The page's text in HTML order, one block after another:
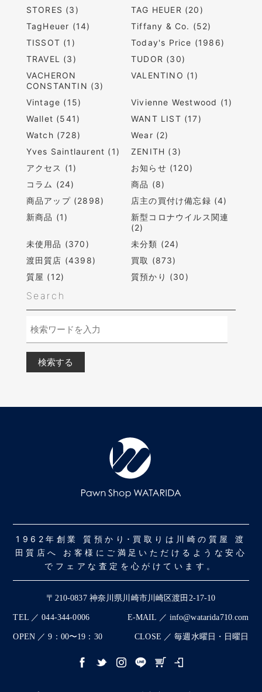
STORES (3)
TAG HEUER (20)
TagHeuer (14)
Tiffany & Co. (52)
TISSOT (1)
Today's Price (1986)
TRAVEL (3)
TUDOR (30)
VACHERON
CONSTANTIN (3)
VALENTINO (1)
Vintage (15)
Vivienne Westwood (1)
Wallet (541)
WANT LIST (17)
Watch (728)
Wear (2)
Yves Saintlaurent (1)
ZENITH (3)
アクセス (1)
お知らせ (120)
コラム (24)
商品 (8)
商品アップ (2898)
店主の買付け備忘録 (4)
新商品 (1)
新型コロナウイルス関連
(2)
未使用品 (370)
未分類 (24)
渡田質店 (4398)
買取 (873)
質屋 (12)
質預かり (30)
Search
1962年創業 質預かり･買取りは川崎の質屋 渡
田質店へ お客様にご満足いただけるような安心
でフェアな査定を心がけています。
〒210-0837 神奈川県川崎市川崎区渡田2-17-10
TEL ／ 044-344-0006 E-MAIL ／ info@watarida710.com
OPEN ／ 9：00〜19：30 CLOSE ／ 毎週水曜日・日曜日